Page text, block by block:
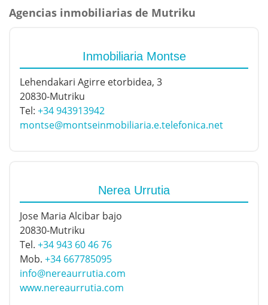
Agencias inmobiliarias de Mutriku
Inmobiliaria Montse
Lehendakari Agirre etorbidea, 3
20830-Mutriku
Tel: +34 943913942
montse@montseinmobiliaria.e.telefonica.net
Nerea Urrutia
Jose Maria Alcibar bajo
20830-Mutriku
Tel. +34 943 60 46 76
Mob. +34 667785095
info@nereaurrutia.com
www.nereaurrutia.com